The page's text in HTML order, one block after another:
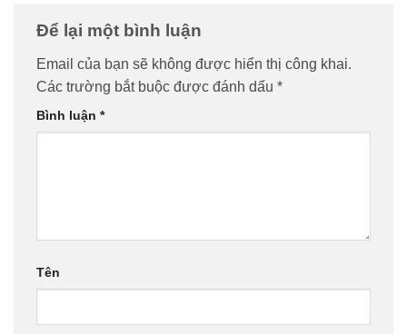
Để lại một bình luận
Email của bạn sẽ không được hiển thị công khai.
Các trường bắt buộc được đánh dấu *
Bình luận *
Tên